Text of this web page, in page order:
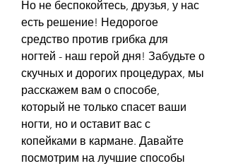
Но не беспокойтесь, друзья, у нас
есть решение! Недорогое
средство против грибка для
ногтей - наш герой дня! Забудьте о
скучных и дорогих процедурах, мы
расскажем вам о способе,
который не только спасет ваши
ногти, но и оставит вас с
копейками в кармане. Давайте
посмотрим на лучшие способы